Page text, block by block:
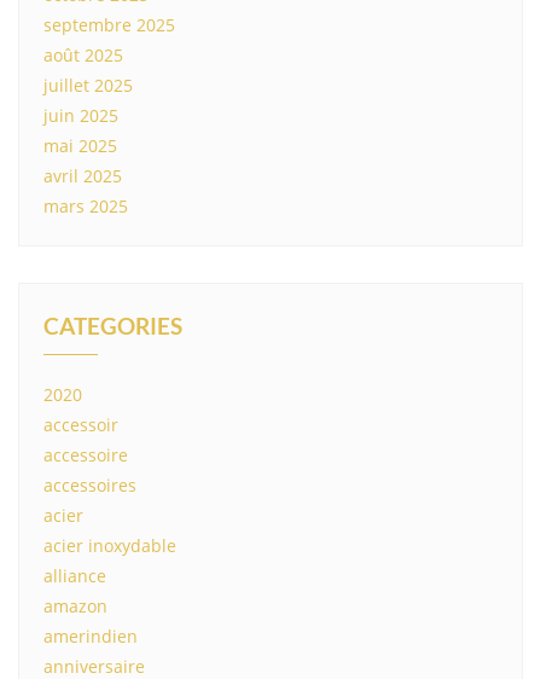
septembre 2025
août 2025
juillet 2025
juin 2025
mai 2025
avril 2025
mars 2025
CATEGORIES
2020
accessoir
accessoire
accessoires
acier
acier inoxydable
alliance
amazon
amerindien
anniversaire